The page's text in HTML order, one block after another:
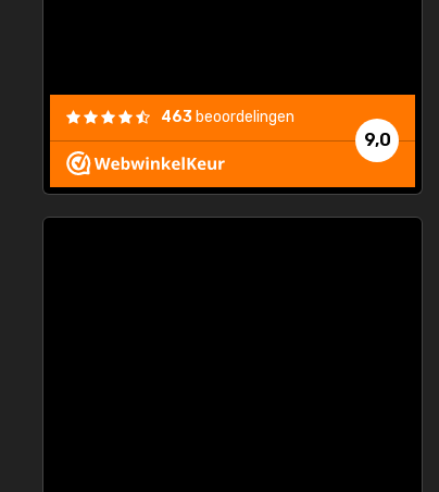
9,0
463 beoordelingen